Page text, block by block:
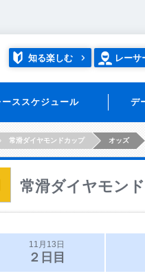
知る楽しむ レーサ
ーススケジュール デ
常滑ダイヤモンドカップ オッズ
常滑ダイヤモン
11月13日
２日目